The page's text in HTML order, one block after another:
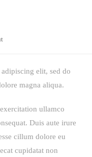
elit, sed do
magna aliqua.
ullamco
Duis aute irure
cillum dolore eu
cupidatat non